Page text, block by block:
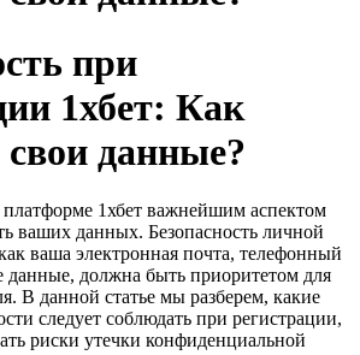
при
1хбет: Как
данные?
1хбет важнейшим аспектом
ваших данных. Безопасность личной
ваша электронная почта, телефонный
должна быть приоритетом для
В данной статье мы разберем, какие
следует соблюдать при регистрации,
риски утечки конфиденциальной